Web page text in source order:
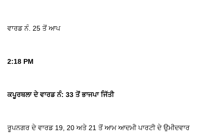
ਵਾਰਡ ਨੰ. 25 ਤੋਂ ਆਪ
2:18 PM
ਕਪੂਰਥਲਾ ਦੇ ਵਾਰਡ ਨੰ: 33 ਤੋਂ ਭਾਜਪਾ ਜਿੱਤੀ
ਰੂਪਨਗਰ ਦੇ ਵਾਰਡ 19, 20 ਅਤੇ 21 ਤੋਂ ਆਮ ਆਦਮੀ ਪਾਰਟੀ ਦੇ ਉਮੀਦਵਾਰ